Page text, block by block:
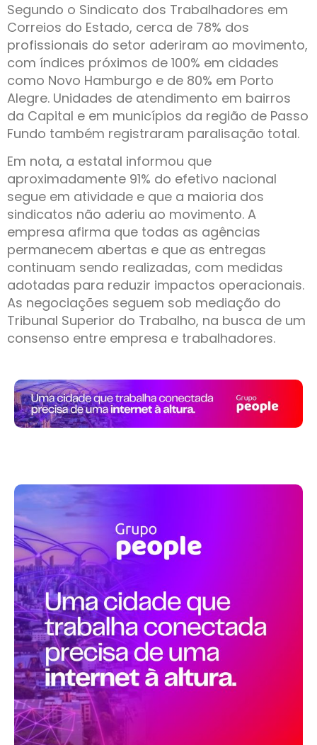
Segundo o Sindicato dos Trabalhadores em
Correios do Estado, cerca de 78% dos
profissionais do setor aderiram ao movimento,
com índices próximos de 100% em cidades
como Novo Hamburgo e de 80% em Porto
Alegre. Unidades de atendimento em bairros
da Capital e em municípios da região de Passo
Fundo também registraram paralisação total.
Em nota, a estatal informou que
aproximadamente 91% do efetivo nacional
segue em atividade e que a maioria dos
sindicatos não aderiu ao movimento. A
empresa afirma que todas as agências
permanecem abertas e que as entregas
continuam sendo realizadas, com medidas
adotadas para reduzir impactos operacionais.
As negociações seguem sob mediação do
Tribunal Superior do Trabalho, na busca de um
consenso entre empresa e trabalhadores.